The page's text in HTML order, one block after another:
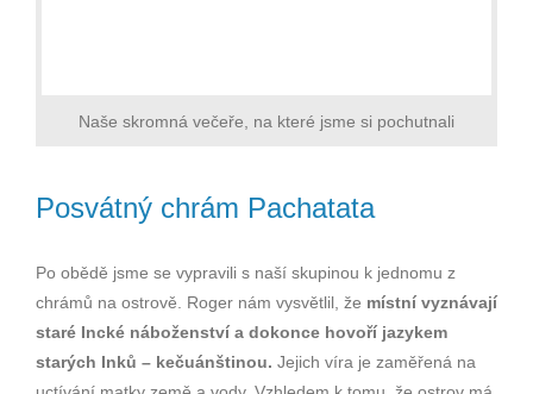
Naše skromná večeře, na které jsme si pochutnali
Posvátný chrám Pachatata
Po obědě jsme se vypravili s naší skupinou k jednomu z
chrámů na ostrově. Roger nám vysvětlil, že místní vyznávají
staré Incké náboženství a dokonce hovoří jazykem
starých Inků – kečuánštinou. Jejich víra je zaměřená na